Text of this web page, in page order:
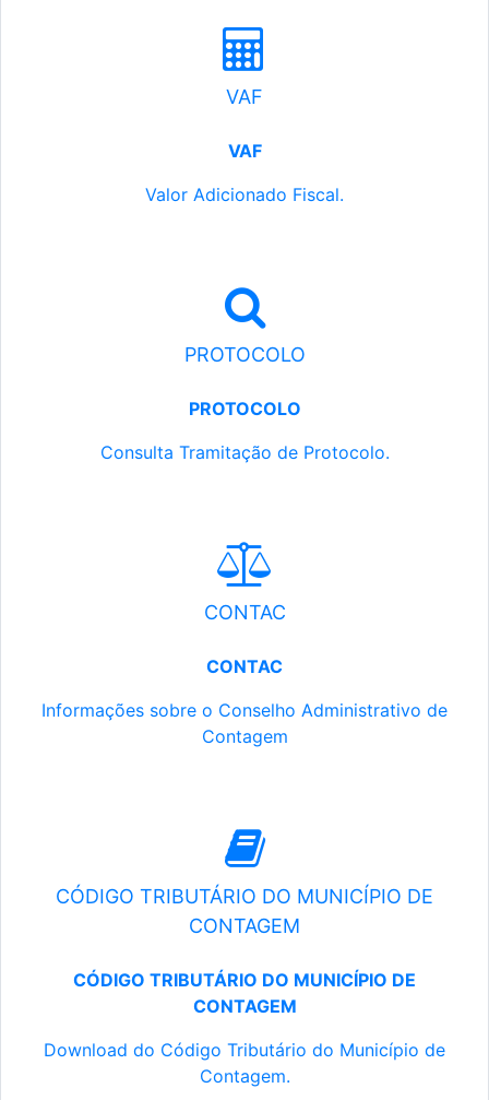
VAF
VAF
Valor Adicionado Fiscal.
PROTOCOLO
PROTOCOLO
Consulta Tramitação de Protocolo.
CONTAC
CONTAC
Informações sobre o Conselho Administrativo de
Contagem
CÓDIGO TRIBUTÁRIO DO MUNICÍPIO DE
CONTAGEM
CÓDIGO TRIBUTÁRIO DO MUNICÍPIO DE
CONTAGEM
Download do Código Tributário do Município de
Contagem.